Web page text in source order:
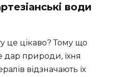
води
це цікаво? Тому що
дар природи, їхня
відзначають їх